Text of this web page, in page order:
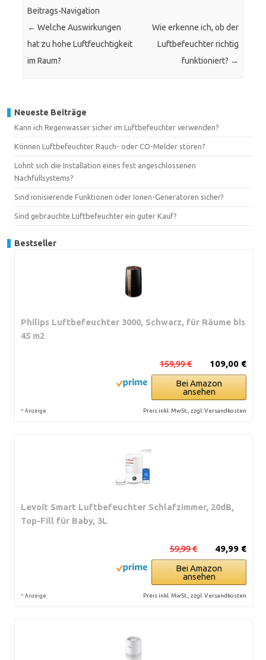
Beitrags-Navigation
← Welche Auswirkungen
hat zu hohe Luftfeuchtigkeit
im Raum?
Wie erkenne ich, ob der
Luftbefeuchter richtig
funktioniert? →
Neueste Beiträge
Kann ich Regenwasser sicher im Luftbefeuchter verwenden?
Können Luftbefeuchter Rauch- oder CO-Melder stören?
Lohnt sich die Installation eines fest angeschlossenen
Nachfüllsystems?
Sind ionisierende Funktionen oder Ionen-Generatoren sicher?
Sind gebrauchte Luftbefeuchter ein guter Kauf?
Bestseller
Philips Luftbefeuchter 3000, Schwarz, für Räume bis
45 m2
109,00 €
159,99 €
Bei Amazon
ansehen
* Anzeige Preis inkl. MwSt., zzgl. Versandkosten
Levoit Smart Luftbefeuchter Schlafzimmer, 20dB,
Top-Fill für Baby, 3L
49,99 €
59,99 €
Bei Amazon
ansehen
* Anzeige Preis inkl. MwSt., zzgl. Versandkosten